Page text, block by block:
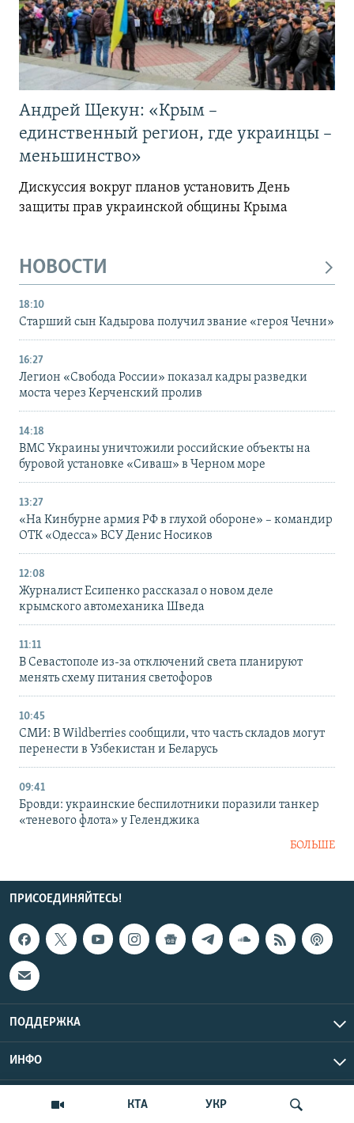
КТА УКР
Андрей Щекун: «Крым –
единственный регион, где украинцы –
меньшинство»
Дискуссия вокруг планов установить День
защиты прав украинской общины Крыма
НОВОСТИ
18:10
Старший сын Кадырова получил звание «героя Чечни»
16:27
Легион «Свобода России» показал кадры разведки
моста через Керченский пролив
14:18
ВМС Украины уничтожили российские объекты на
буровой установке «Сиваш» в Черном море
13:27
«На Кинбурне армия РФ в глухой обороне» – командир
ОТК «Одесса» ВСУ Денис Носиков
12:08
Журналист Есипенко рассказал о новом деле
крымского автомеханика Шведа
11:11
В Севастополе из-за отключений света планируют
менять схему питания светофоров
10:45
СМИ: В Wildberries сообщили, что часть складов могут
перенести в Узбекистан и Беларусь
09:41
Бровди: украинские беспилотники поразили танкер
«теневого флота» у Геленджика
БОЛЬШЕ
ПРИСОЕДИНЯЙТЕСЬ!
ПОДДЕРЖКА
ИНФО
Copyright Крым.Реалии, 2026 | Все права защищены.
UTC+3